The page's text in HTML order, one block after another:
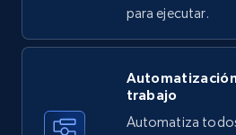
specific keywords
Title, Seller name, Brand,
35.2K+ 5.7K+
para ejecutar.
trabajo
Automatiza